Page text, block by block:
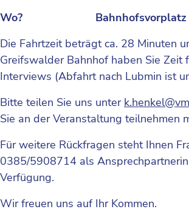
Wo? Bahnhofsvorplatz
Die Fahrtzeit beträgt ca. 28 Minuten
Greifswalder Bahnhof haben Sie Zeit
Interviews (Abfahrt nach Lubmin ist
Bitte teilen Sie uns unter
Sie an der Veranstaltung teilnehmen
Für weitere Rückfragen steht Ihnen
0385/5908714 als
Verfügung.
Wir freuen uns auf Ihr Kommen.